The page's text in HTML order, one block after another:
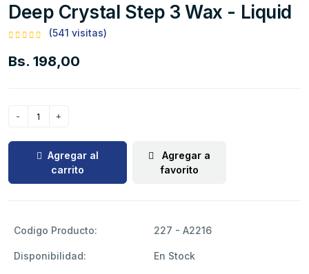
Deep Crystal Step 3 Wax - Liquid
(541 visitas)
Bs. 198,00
Agregar al
carrito
Agregar a
favorito
Codigo Producto: 227 - A2216
Disponibilidad: En Stock